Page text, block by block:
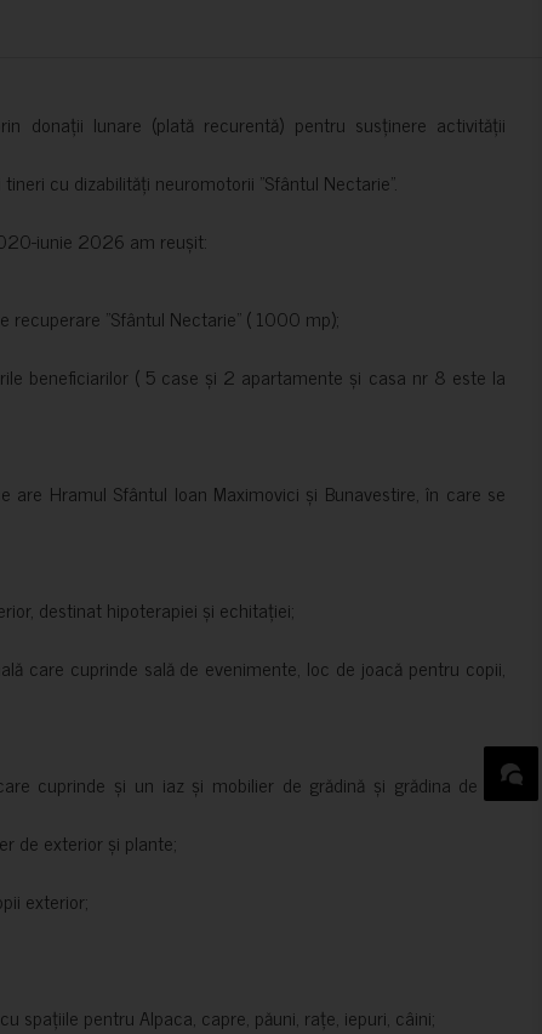
donații lunare (plată recurentă) pentru susținere activității
cu dizabilități neuromotorii ”Sfântul Nectarie”.
iunie 2026 am reușit:
”Sfântul Nectarie” ( 1000 mp);
beneficiarilor ( 5 case și 2 apartamente și casa nr 8 este la
are Hramul Sfântul Ioan Maximovici și Bunavestire, în care se
destinat hipoterapiei și echitației;
care cuprinde sală de evenimente, loc de joacă pentru copii,
cuprinde și un iaz și mobilier de grădină și grădina de pe
de exterior și plante;
exterior;
spațiile pentru Alpaca, capre, păuni, rațe, iepuri, câini;